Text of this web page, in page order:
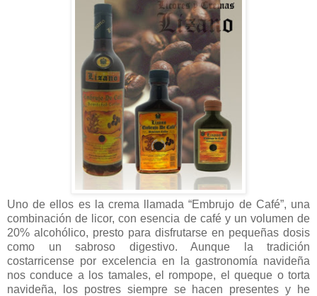
Uno de ellos es la crema llamada “Embrujo de Café”, una
combinación de licor, con esencia de café y un volumen de
20% alcohólico, presto para disfrutarse en pequeñas dosis
como un sabroso digestivo. Aunque la tradición
costarricense por excelencia en la gastronomía navideña
nos conduce a los tamales, el rompope, el queque o torta
navideña, los postres siempre se hacen presentes y he